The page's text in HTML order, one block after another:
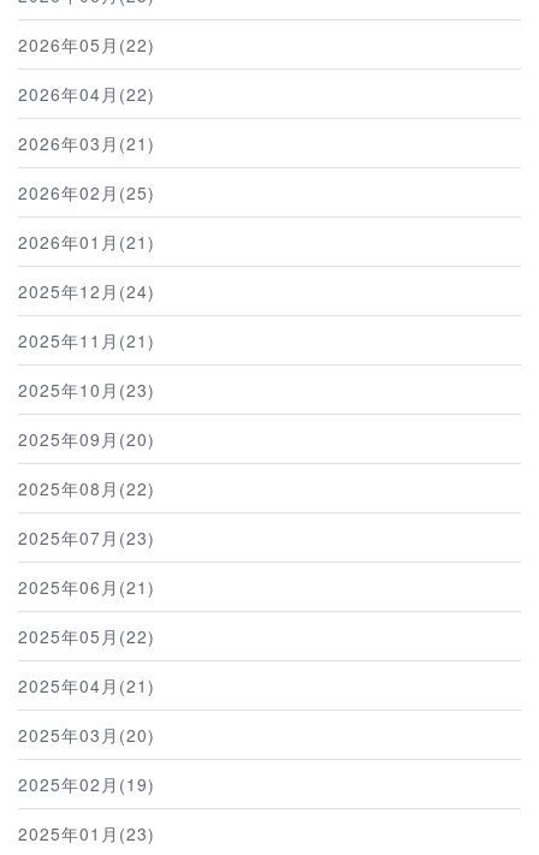
2026年05月(22)
2026年04月(22)
2026年03月(21)
2026年02月(25)
2026年01月(21)
2025年12月(24)
2025年11月(21)
2025年10月(23)
2025年09月(20)
2025年08月(22)
2025年07月(23)
2025年06月(21)
2025年05月(22)
2025年04月(21)
2025年03月(20)
2025年02月(19)
2025年01月(23)